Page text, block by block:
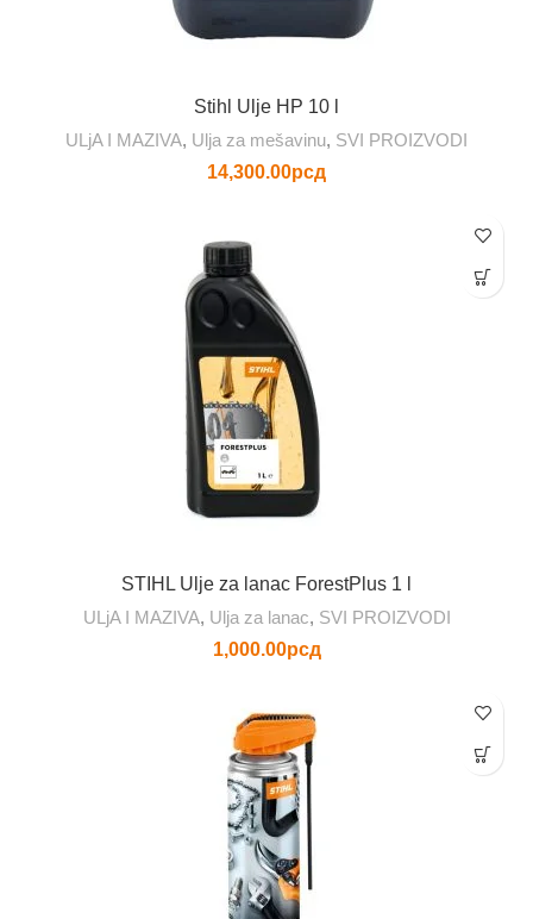
Stihl Ulje HP 10 l
ULjA I MAZIVA, Ulja za mešavinu, SVI PROIZVODI
14,300.00рсд
STIHL Ulje za lanac ForestPlus 1 l
ULjA I MAZIVA, Ulja za lanac, SVI PROIZVODI
1,000.00рсд